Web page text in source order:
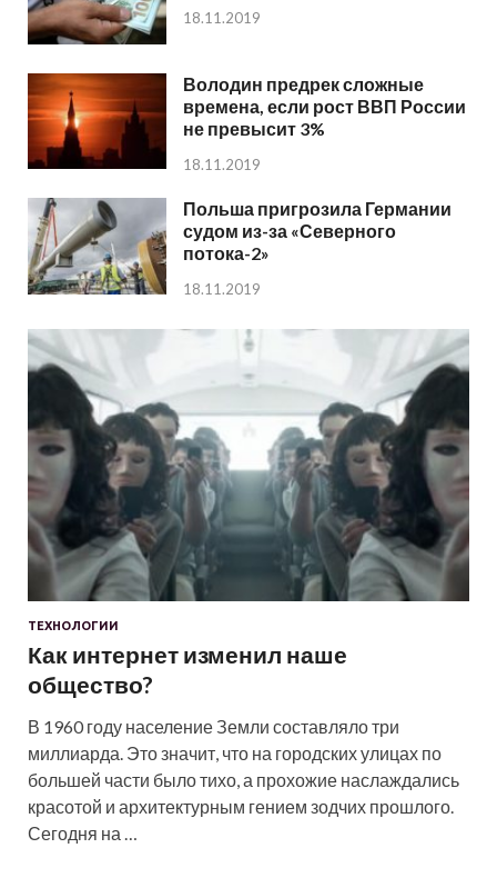
18.11.2019
Володин предрек сложные
времена, если рост ВВП России
не превысит 3%
18.11.2019
Польша пригрозила Германии
судом из-за «Северного
потока-2»
18.11.2019
ТЕХНОЛОГИИ
Как интернет изменил наше
общество?
В 1960 году население Земли составляло три
миллиарда. Это значит, что на городских улицах по
большей части было тихо, а прохожие наслаждались
красотой и архитектурным гением зодчих прошлого.
Сегодня на …